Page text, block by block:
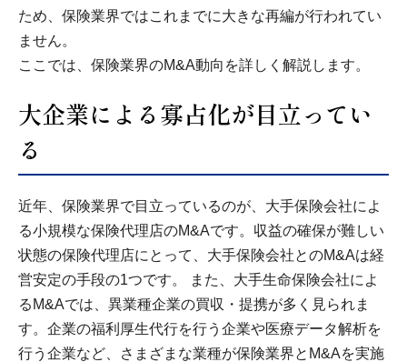
ため、保険業界ではこれまでに大きな再編が行われてい
ません。
ここでは、保険業界のM&A動向を詳しく解説します。
大企業による寡占化が目立ってい
る
近年、保険業界で目立っているのが、大手保険会社によ
る小規模な保険代理店のM&Aです。収益の確保が難しい
状態の保険代理店にとって、大手保険会社とのM&Aは経
営安定の手段の1つです。 また、大手生命保険会社によ
るM&Aでは、異業種企業の買収・提携が多く見られま
す。企業の福利厚生代行を行う企業や医療データ解析を
行う企業など、さまざまな業種が保険業界とM&Aを実施